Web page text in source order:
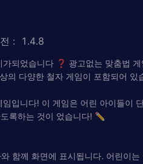
: 1.4.8
되었습니다 ❓ 광고없는 맞춤법
의 다양한 철자 게임이 포함되어 있
입니다! 이 게임은 어린 아이들이
록하는 것이 었습니다! ✏
함께 화면에 표시됩니다. 어린이